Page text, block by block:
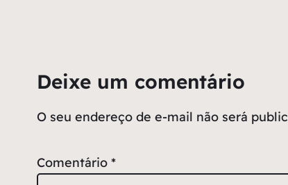
Deixe um comentário
O seu endereço de e-mail não será
Comentário *